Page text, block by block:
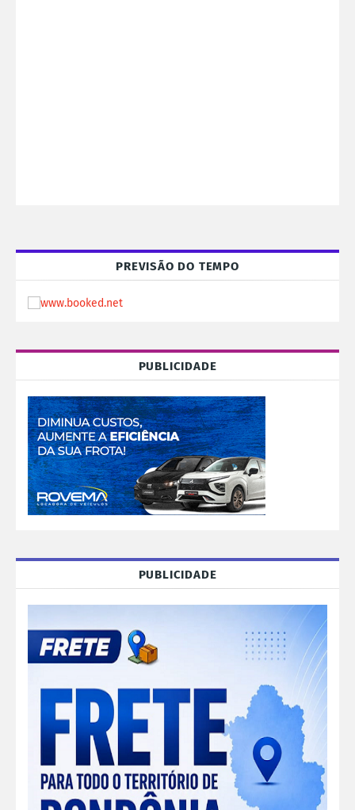
PREVISÃO DO TEMPO
PUBLICIDADE
PUBLICIDADE